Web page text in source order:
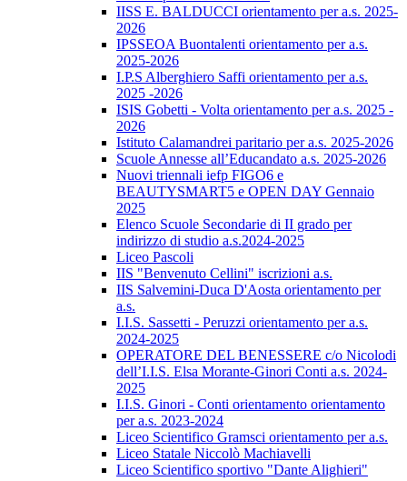
IISS E. BALDUCCI orientamento per a.s. 2025-
2026
IPSSEOA Buontalenti orientamento per a.s.
2025-2026
I.P.S Alberghiero Saffi orientamento per a.s.
2025 -2026
ISIS Gobetti - Volta orientamento per a.s. 2025 -
2026
Istituto Calamandrei paritario per a.s. 2025-2026
Scuole Annesse all’Educandato a.s. 2025-2026
Nuovi triennali iefp FIGO6 e
BEAUTYSMART5 e OPEN DAY Gennaio
2025
Elenco Scuole Secondarie di II grado per
indirizzo di studio a.s.2024-2025
Liceo Pascoli
IIS "Benvenuto Cellini" iscrizioni a.s.
IIS Salvemini-Duca D'Aosta orientamento per
a.s.
I.I.S. Sassetti - Peruzzi orientamento per a.s.
2024-2025
OPERATORE DEL BENESSERE c/o Nicolodi
dell’I.I.S. Elsa Morante-Ginori Conti a.s. 2024-
2025
I.I.S. Ginori - Conti orientamento orientamento
per a.s. 2023-2024
Liceo Scientifico Gramsci orientamento per a.s.
Liceo Statale Niccolò Machiavelli
Liceo Scientifico sportivo "Dante Alighieri"